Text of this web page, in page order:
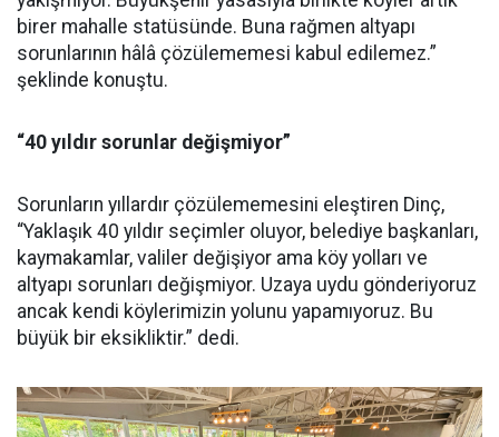
birer mahalle statüsünde. Buna rağmen altyapı
sorunlarının hâlâ çözülememesi kabul edilemez.”
şeklinde konuştu.
“40 yıldır sorunlar değişmiyor”
Sorunların yıllardır çözülememesini eleştiren Dinç,
“Yaklaşık 40 yıldır seçimler oluyor, belediye başkanları,
kaymakamlar, valiler değişiyor ama köy yolları ve
altyapı sorunları değişmiyor. Uzaya uydu gönderiyoruz
ancak kendi köylerimizin yolunu yapamıyoruz. Bu
büyük bir eksikliktir.” dedi.